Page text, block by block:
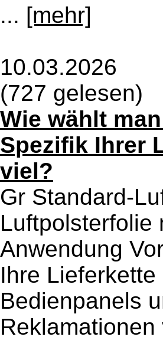
... [mehr]
10.03.2026
(727 gelesen)
Wie wählt
Spezifik Ihrer
viel?
Gr Standard-
Luftpolsterfolie
Anwendung
Ihre
Bedienpanels